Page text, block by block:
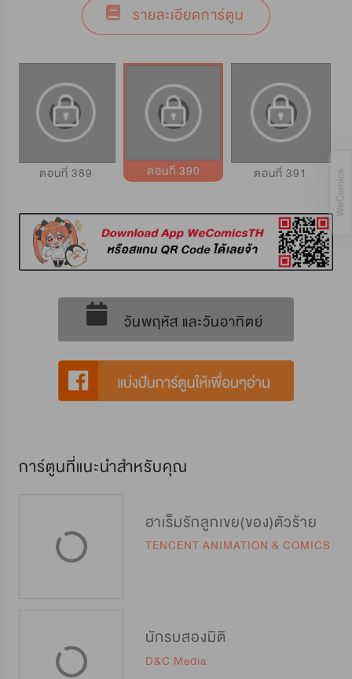
รายละเอียดการ์ตูน
ตอนที่ 389 ตอนที่ 390 ตอนที่ 391
วันพฤหัส และวันอาทิตย์
การ์ตูนที่แนะนำสำหรับคุณ
ฮาเร็มรักลูกเขย(ของ)ตัวร้าย
TENCENT ANIMATION & COMICS
นักรบสองมิติ
D&C Media